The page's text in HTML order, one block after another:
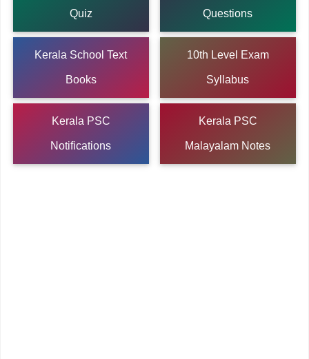
Quiz Questions
Kerala School Text
Books
10th Level Exam
Syllabus
Kerala PSC
Notifications
Kerala PSC
Malayalam Notes